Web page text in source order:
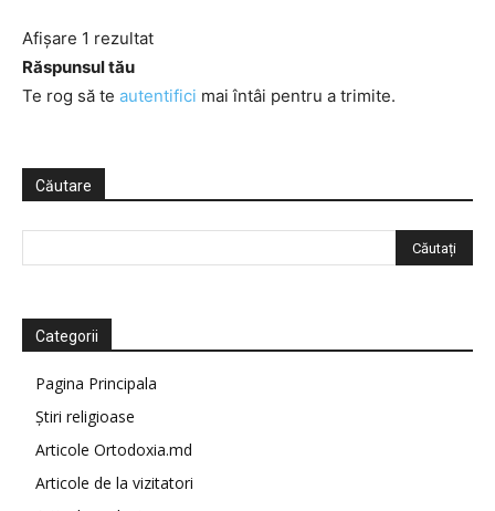
Afișare 1 rezultat
Răspunsul tău
Te rog să te autentifici mai întâi pentru a trimite.
Căutare
Categorii
Pagina Principala
Știri religioase
Articole Ortodoxia.md
Articole de la vizitatori